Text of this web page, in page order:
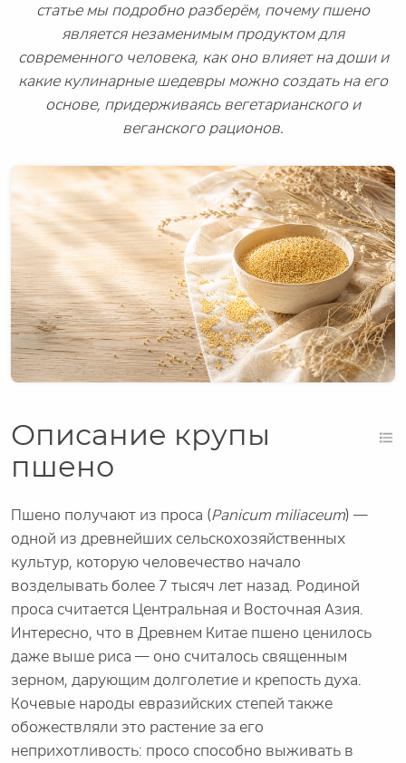
статье мы подробно разберём, почему пшено
является незаменимым продуктом для
современного человека, как оно влияет на доши и
какие кулинарные шедевры можно создать на его
основе, придерживаясь вегетарианского и
веганского рационов.
Описание крупы
пшено
Пшено получают из проса (Panicum miliaceum) —
одной из древнейших сельскохозяйственных
культур, которую человечество начало
возделывать более 7 тысяч лет назад. Родиной
проса считается Центральная и Восточная Азия.
Интересно, что в Древнем Китае пшено ценилось
даже выше риса — оно считалось священным
зерном, дарующим долголетие и крепость духа.
Кочевые народы евразийских степей также
обожествляли это растение за его
неприхотливость: просо способно выживать в